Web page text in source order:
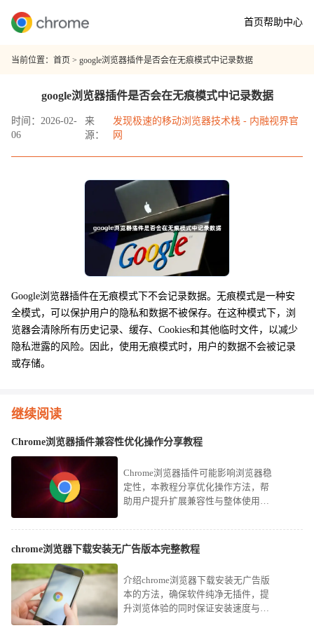
首页帮助中心
当前位置： 首页 > google浏览器插件是否会在无痕模式中记录数据
google浏览器插件是否会在无痕模式中记录数据
时间：2026-02-
06
来
源：
发现极速的移动浏览器技术栈 - 内融视界官
网
Google浏览器插件在无痕模式下不会记录数据。无痕模式是一种安
全模式，可以保护用户的隐私和数据不被保存。在这种模式下，浏
览器会清除所有历史记录、缓存、Cookies和其他临时文件，以减少
隐私泄露的风险。因此，使用无痕模式时，用户的数据不会被记录
或存储。
继续阅读
Chrome浏览器插件兼容性优化操作分享教程
Chrome浏览器插件可能影响浏览器稳
定性，本教程分享优化操作方法，帮
助用户提升扩展兼容性与整体使用稳
chrome浏览器下载安装无广告版本完整教程
介绍chrome浏览器下载安装无广告版
本的方法，确保软件纯净无插件，提
升浏览体验的同时保证安装速度与安